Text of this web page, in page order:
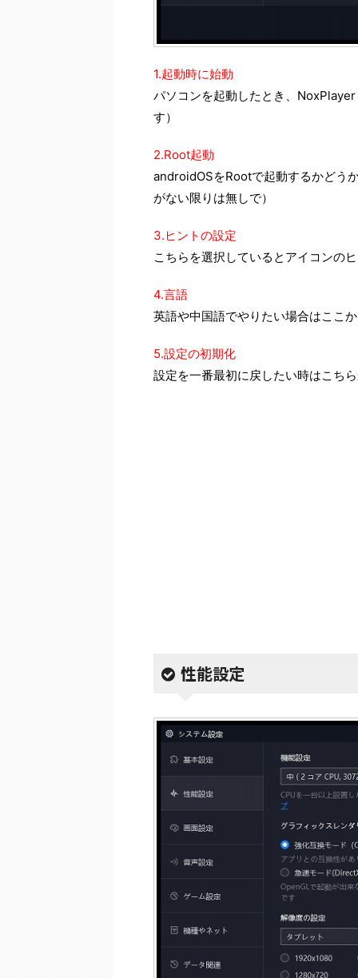
1.起動時に始動
パソコンを起動したとき、
す）
2.Root起動
androidOSをRootで起動するかどう
がない限りは無しで）
3.ヒントの設定
こちらを選択しているとアイコンの
4.言語
英語や中国語でやりたい場合はここ
5.設定の初期化
設定を一番最初に戻したい時はこち
性能設定